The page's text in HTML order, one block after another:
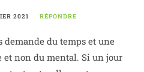
2021 RÉPONDRE
demande du temps et une
et non du mental. Si un jour